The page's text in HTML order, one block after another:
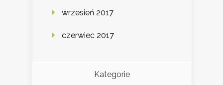
wrzesień 2017
czerwiec 2017
Kategorie